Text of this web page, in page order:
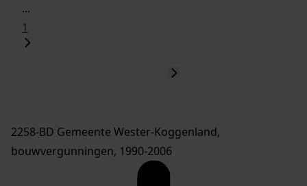
...
1
2258-BD Gemeente Wester-Koggenland,
bouwvergunningen, 1990-2006